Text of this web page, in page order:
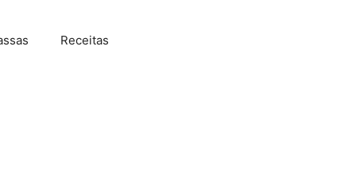
Receitas